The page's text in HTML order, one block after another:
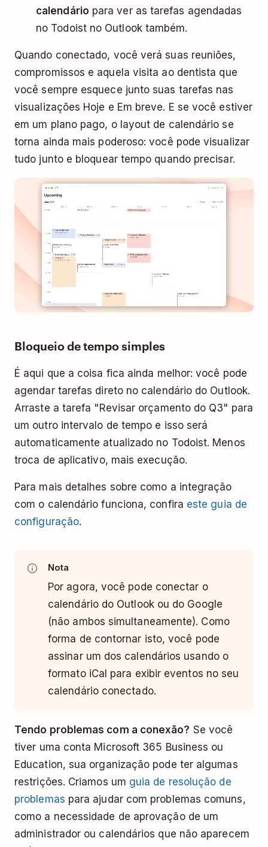
calendário para ver as tarefas agendadas
no Todoist no Outlook também.
Quando conectado, você verá suas reuniões,
compromissos e aquela visita ao dentista que
você sempre esquece junto suas tarefas nas
visualizações Hoje e Em breve. E se você estiver
em um plano pago, o layout de calendário se
torna ainda mais poderoso: você pode visualizar
tudo junto e bloquear tempo quando precisar.
Bloqueio de tempo simples
É aqui que a coisa fica ainda melhor: você pode
agendar tarefas direto no calendário do Outlook.
Arraste a tarefa "Revisar orçamento do Q3" para
um outro intervalo de tempo e isso será
automaticamente atualizado no Todoist. Menos
troca de aplicativo, mais execução.
Para mais detalhes sobre como a integração
com o calendário funciona, confira este guia de
configuração.
Nota
Por agora, você pode conectar o
calendário do Outlook ou do Google
(não ambos simultaneamente). Como
forma de contornar isto, você pode
assinar um dos calendários usando o
formato iCal para exibir eventos no seu
calendário conectado.
Tendo problemas com a conexão? Se você
tiver uma conta Microsoft 365 Business ou
Education, sua organização pode ter algumas
restrições. Criamos um guia de resolução de
problemas para ajudar com problemas comuns,
como a necessidade de aprovação de um
administrador ou calendários que não aparecem